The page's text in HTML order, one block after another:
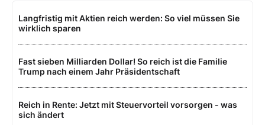
Langfristig mit Aktien reich werden: So viel müssen Sie
wirklich sparen
Fast sieben Milliarden Dollar! So reich ist die Familie
Trump nach einem Jahr Präsidentschaft
Reich in Rente: Jetzt mit Steuervorteil vorsorgen - was
sich ändert